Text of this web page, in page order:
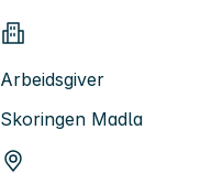
Arbeidsgiver
Skoringen Madla